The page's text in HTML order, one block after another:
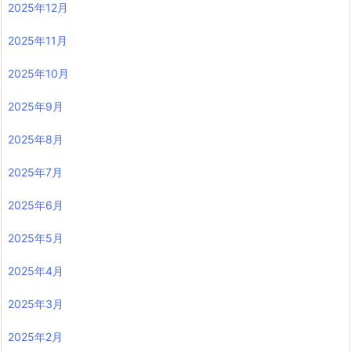
2025年12月
2025年11月
2025年10月
2025年9月
2025年8月
2025年7月
2025年6月
2025年5月
2025年4月
2025年3月
2025年2月